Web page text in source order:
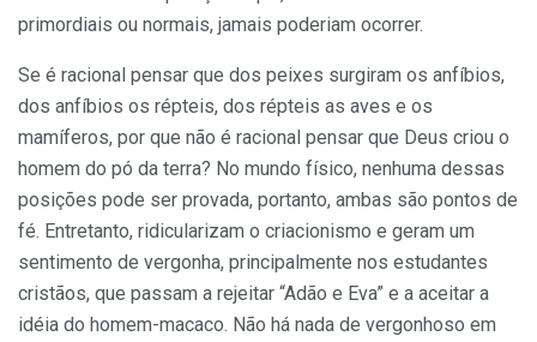
primordiais ou normais, jamais poderiam ocorrer.
Se é racional pensar que dos peixes surgiram os anfíbios,
dos anfíbios os répteis, dos répteis as aves e os
mamíferos, por que não é racional pensar que Deus criou o
homem do pó da terra? No mundo físico, nenhuma dessas
posições pode ser provada, portanto, ambas são pontos de
fé. Entretanto, ridicularizam o criacionismo e geram um
sentimento de vergonha, principalmente nos estudantes
cristãos, que passam a rejeitar “Adão e Eva” e a aceitar a
idéia do homem-macaco. Não há nada de vergonhoso em